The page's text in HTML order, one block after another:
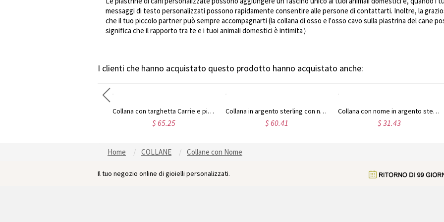
messaggi di testo personalizzati possono rapidamente consentire alle persone di contattarti. Inoltre, la
che il tuo piccolo partner può sempre accompagnarti (la collana di osso e l'osso cavo sulla piastrina del cane
significa che il rapporto tra te e i tuoi animali domestici è intimita）
I clienti che hanno acquistato questo prodotto hanno acquistato anche:
Collana con targhetta Carrie e pietra portafortuna placcata oro 18 carati
$ 65.25
Collana in argento sterling con nome Carrie e pietra portafortuna, regalo per donne, mogli, mamme, fidanzate, figlie, amiche
$ 60.41
Collana con nome in argento sterling con caratteri contemporanei
$ 31.43
Home COLLANE Collane con Nome
Il tuo negozio online di gioielli personalizzati.